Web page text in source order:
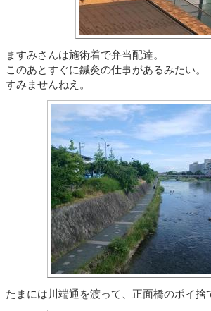
ますみさんは施術着で弁当配達。
このあとすぐに鍼灸の仕事があるみたい。
すみませんねえ。
たまには川端通を渡って、正面橋のポイ捨